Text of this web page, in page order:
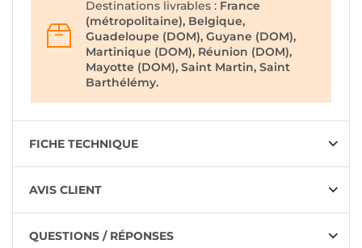
Destinations livrables : France
(métropolitaine), Belgique,
Guadeloupe (DOM), Guyane (DOM),
Martinique (DOM), Réunion (DOM),
Mayotte (DOM), Saint Martin, Saint
Barthélémy.
FICHE TECHNIQUE
AVIS CLIENT
QUESTIONS / RÉPONSES